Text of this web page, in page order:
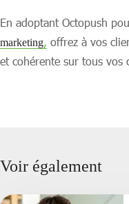
En adoptant Octopush
marketing, offrez à vos
et cohérente sur tous vos
Voir également